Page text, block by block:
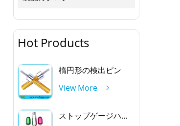
Hot Products
楕円形の検出ピン
View More
ストップゲージハンドルを通して